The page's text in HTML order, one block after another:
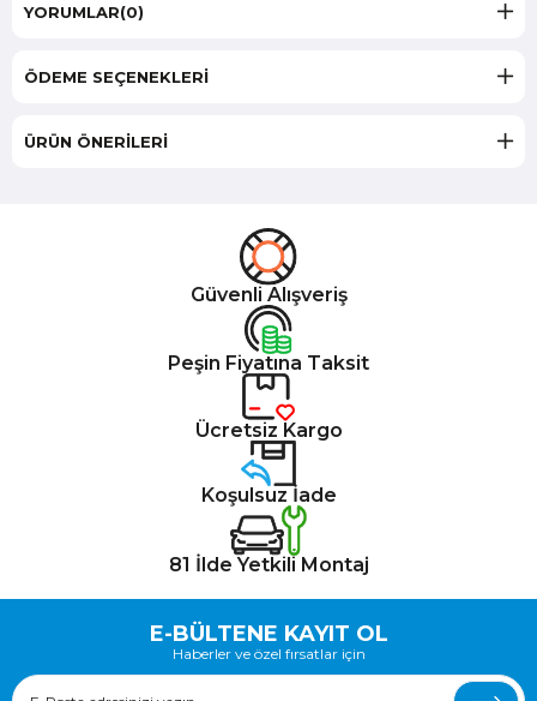
YORUMLAR(0)
ÖDEME SEÇENEKLERI
ÜRÜN ÖNERILERI
Güvenli Alışveriş
Peşin Fiyatına Taksit
Ücretsiz Kargo
Koşulsuz İade
81 İlde Yetkili Montaj
E-BÜLTENE KAYIT OL
Haberler ve özel fırsatlar için